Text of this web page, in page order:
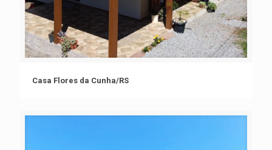
Casa Flores da Cunha/RS
Casa Flores da Cunha/RS